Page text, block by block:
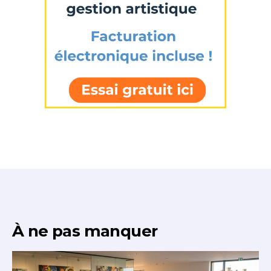
J'accepte lestermes et conditions
* Champ obligatoire
À ne pas manquer